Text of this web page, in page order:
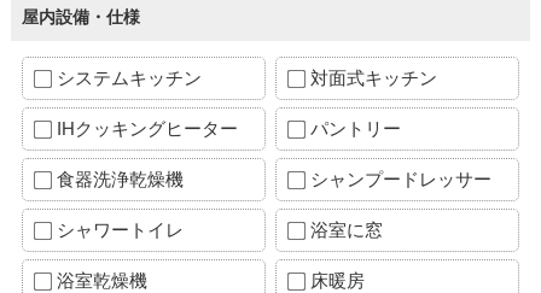
屋内設備・仕様
システムキッチン 対面式キッチン
IHクッキングヒーター パントリー
食器洗浄乾燥機 シャンプードレッサー
シャワートイレ 浴室に窓
浴室乾燥機 床暖房